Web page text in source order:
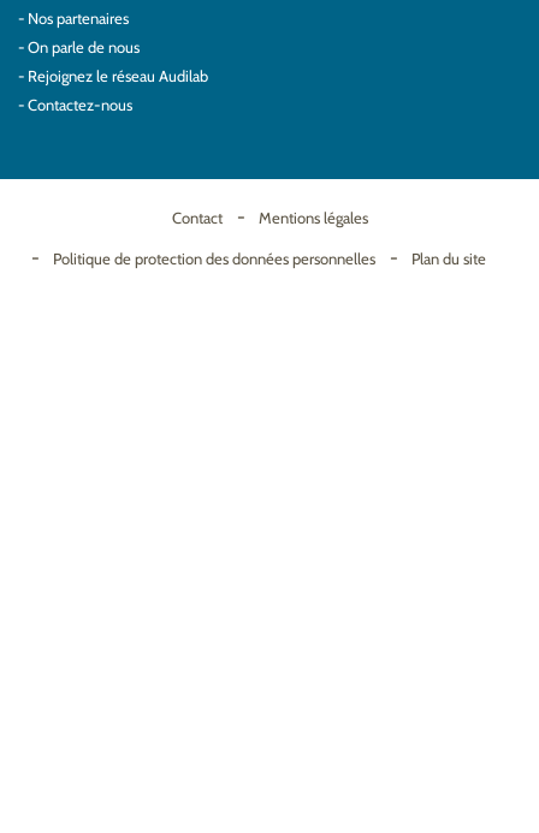
Nos partenaires
On parle de nous
Rejoignez le réseau Audilab
Contactez-nous
Contact Mentions légales
Politique de protection des données personnelles Plan du site